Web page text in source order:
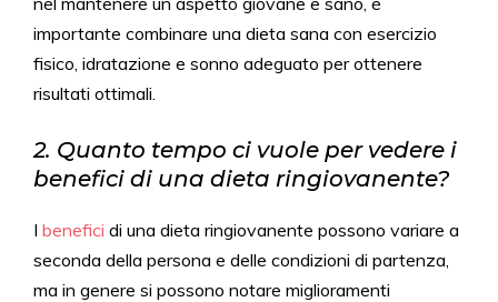
importante combinare una dieta sana con esercizio
fisico, idratazione e sonno adeguato per ottenere
risultati ottimali.
2. Quanto tempo ci vuole per vedere i
benefici di una dieta ringiovanente?
I benefici di una dieta ringiovanente possono variare a
seconda della persona e delle condizioni di partenza,
ma in genere si possono notare miglioramenti